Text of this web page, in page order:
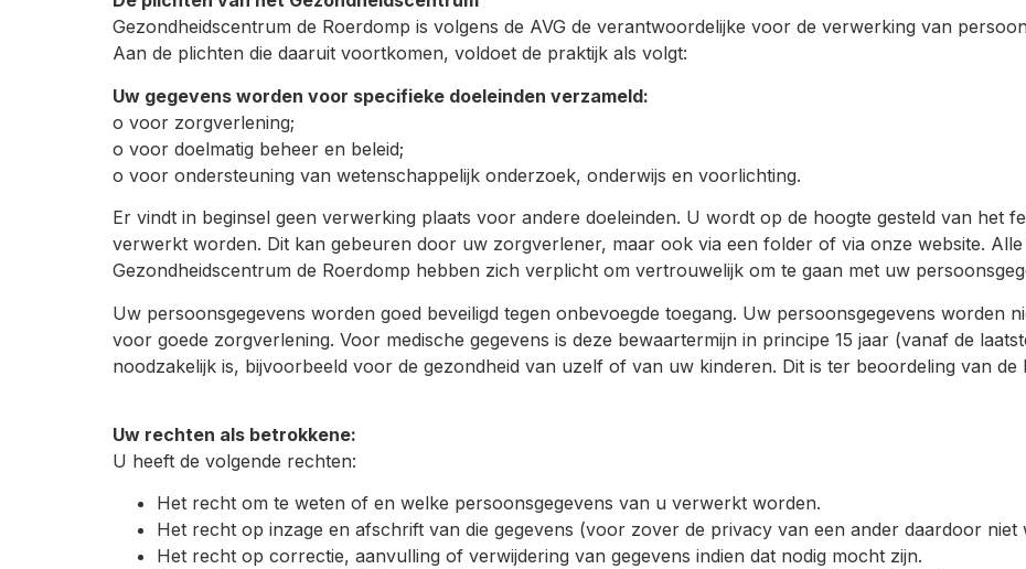
Gezondheidscentrum de Roerdomp is volgens de AVG de verantwoordelijke voor de verwerking van
Aan de plichten die daaruit voortkomen, voldoet de praktijk als volgt:
Uw gegevens worden voor specifieke doeleinden verzameld:
o voor zorgverlening;
o voor doelmatig beheer en beleid;
o voor ondersteuning van wetenschappelijk onderzoek, onderwijs en voorlichting.
Er vindt in beginsel geen verwerking plaats voor andere doeleinden. U wordt op de hoogte gesteld van het
verwerkt worden. Dit kan gebeuren door uw zorgverlener, maar ook via een folder of via onze website.
Gezondheidscentrum de Roerdomp hebben zich verplicht om vertrouwelijk om te gaan met uw
Uw persoonsgegevens worden goed beveiligd tegen onbevoegde toegang. Uw persoonsgegevens worden
voor goede zorgverlening. Voor medische gegevens is deze bewaartermijn in principe 15 jaar (vanaf de
noodzakelijk is, bijvoorbeeld voor de gezondheid van uzelf of van uw kinderen. Dit is ter beoordeling van de
Uw rechten als betrokkene:
U heeft de volgende rechten:
Het recht om te weten of en welke persoonsgegevens van u verwerkt worden.
Het recht op inzage en afschrift van die gegevens (voor zover de privacy van een ander daardoor niet
Het recht op correctie, aanvulling of verwijdering van gegevens indien dat nodig mocht zijn.